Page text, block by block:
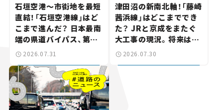
石垣空港～市街地を最短
直結！「石垣空港線」はど
こまで進んだ？ 日本最南
端の県道バイパス、第2
工区も延伸開通 【いま気
2026.07.31
津田沼の新南北軸！「藤崎
茜浜線」はどこまででき
た？ JRと京成をまたぐ
大工事の現況。将来は
「習志野～鎌ケ谷」を最短
2026.07.30